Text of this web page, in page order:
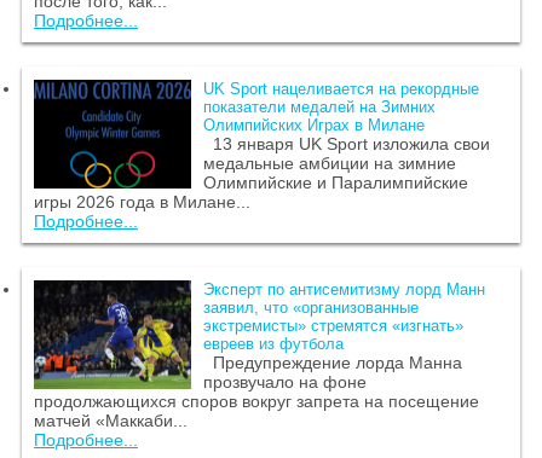
Подробнее...
UK Sport нацеливается на рекордные
показатели медалей на Зимних
Олимпийских Играх в Милане
13 января UK Sport изложила свои
медальные амбиции на зимние
Олимпийские и Паралимпийские
игры 2026 года в Милане...
Подробнее...
Эксперт по антисемитизму лорд Манн
заявил, что «организованные
экстремисты» стремятся «изгнать»
евреев из футбола
Предупреждение лорда Манна
прозвучало на фоне
продолжающихся споров вокруг запрета на посещение
матчей «Маккаби...
Подробнее...